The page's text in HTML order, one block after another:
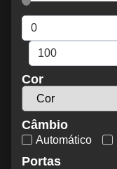
Cor
Câmbio
Automático
Portas